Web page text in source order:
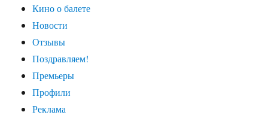
Кино о балете
Новости
Отзывы
Поздравляем!
Премьеры
Профили
Реклама